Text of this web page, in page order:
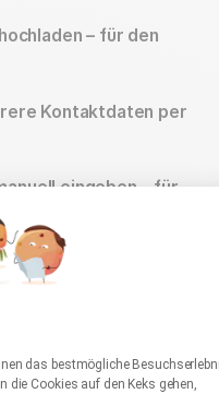
Passen
das bestmögliche
die Cookies auf den Keks gehen,
– für den
Kontaktdaten per
eingeben – für
mit mehrfach